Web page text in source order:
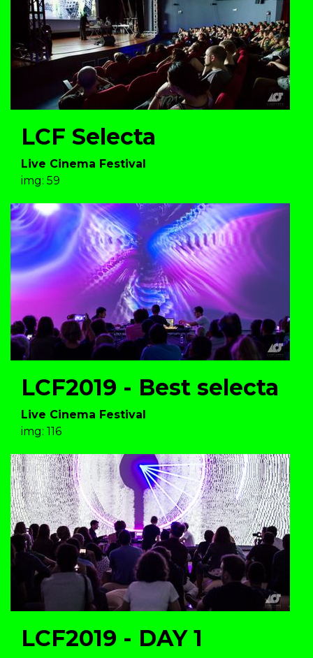
LCF Selecta
Live Cinema Festival
img: 59
LCF2019 - Best selecta
Live Cinema Festival
img: 116
LCF2019 - DAY 1